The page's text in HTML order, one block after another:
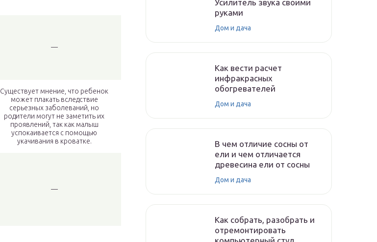
—
Существует мнение, что ребенок
может плакать вследствие
серьезных заболеваний, но
родители могут не заметить их
проявлений, так как малыш
успокаивается с помощью
укачивания в кроватке.
—
Усилитель звука своими
руками
Дом и дача
Как вести расчет
инфракрасных
обогревателей
Дом и дача
В чем отличие сосны от
ели и чем отличается
древесина ели от сосны
Дом и дача
Как собрать, разобрать и
отремонтировать